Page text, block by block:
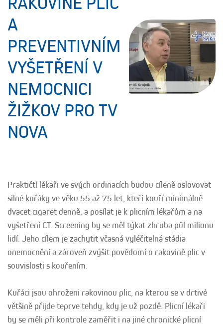
A
PREVENTIVNÍM
VYŠETŘENÍ V
NEMOCNICI
ŽIŽKOV PRO TV
NOVA
Praktičtí lékaři ve svých ordinacích budou cíleně oslovovat
silné kuřáky ve věku 55 až 75 let, kteří kouří minimálně
dvacet cigaret denně, a posílat je k plicním lékařům a na
vyšetření CT. Screening by se měl týkat zhruba půl milionu
lidí. Jeho cílem je zachytit včasná vyléčitelná stádia
onemocnění a zároveň zvýšit povědomí o rakovině plic v
souvislosti s kouřením.
Kuřáci jsou ohroženi rakovinou plic, na kterou se v drtivé
většině přijde teprve tehdy, kdy je už pozdě. Plicní lékaři
by se měli při kontrole zaměřit i na jiné chronické plicní